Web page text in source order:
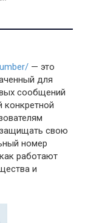
— это
для
сообщений
конкретной
свою
номер
работают
и